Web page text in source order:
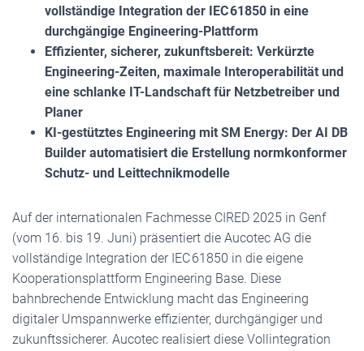
vollständige Integration der IEC 61850 in eine
durchgängige Engineering-Plattform
Effizienter, sicherer, zukunftsbereit: Verkürzte
Engineering-Zeiten, maximale Interoperabilität und
eine schlanke IT-Landschaft für Netzbetreiber und
Planer
KI-gestütztes Engineering mit SM Energy: Der AI DB
Builder automatisiert die Erstellung normkonformer
Schutz- und Leittechnikmodelle
Auf der internationalen Fachmesse CIRED 2025 in Genf
(vom 16. bis 19. Juni) präsentiert die Aucotec AG die
vollständige Integration der IEC 61850 in die eigene
Kooperationsplattform Engineering Base. Diese
bahnbrechende Entwicklung macht das Engineering
digitaler Umspannwerke effizienter, durchgängiger und
zukunftssicherer. Aucotec realisiert diese Vollintegration